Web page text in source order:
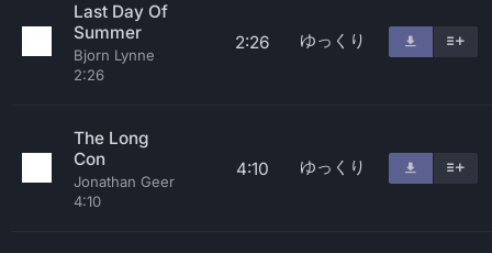
Last Day Of
Summer
Bjorn Lynne
2:26
2:26 ゆっくり
The Long
Con
Jonathan Geer
4:10
4:10 ゆっくり